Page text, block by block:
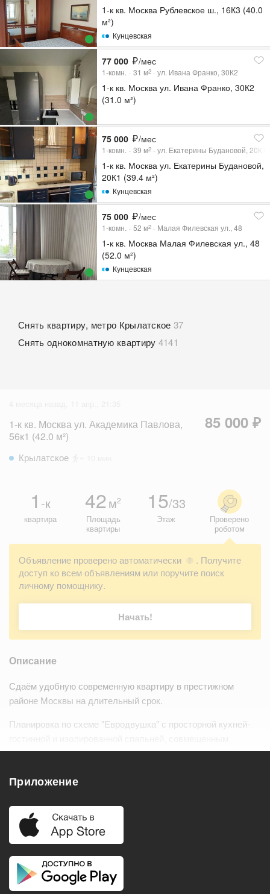
1-к кв. Москва Рублевское ш., 16К3 (40.0
м²)
Кунцевская
77 000 /мес
1-комн. 31 м2 ул. Ивана Франко, 30К2
1-к кв. Москва ул. Ивана Франко, 30К2
(31.0 м²)
75 000 /мес
1-комн. 39 м2 ул. Екатерины Будановой, 20К1
1-к кв. Москва ул. Екатерины Будановой,
20К1 (39.4 м²)
Кунцевская
75 000 /мес
1-комн. 52 м2 Малая Филевская ул., 48
1-к кв. Москва Малая Филевская ул., 48
(52.0 м²)
Кунцевская
Снять квартиру, метро Крылатское 37
Снять однокомнатную квартиру 4141
1-к кв. Москва ул. Академика Павлова,
56к1 (42.0 м²)
85 000 ₽
Крылатское
1 -к
квартира
42 м2
Площадь
квартиры
15/33
Этаж
Проверено
роботом
Объявление проверено автоматически ?
. Получите
доступ ко всем объявлениям или поручите поиск
личному помощнику.
Начать!
Описание
Сдаём удобную современную квартиру в престижном
районе Москвы на длительный срок.
Планировка по схеме "Евродвушка" с просторной кухней-
санузлом с ванной, панорамными окнами на лес, МГУ,
Балкон
Холодильник
Телевизор
Кондиционер
Приложение